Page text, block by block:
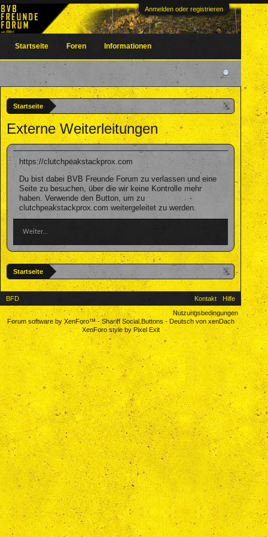
Anmelden oder registrieren
Startseite
Externe Weiterleitungen
https://clutchpeakstackprox.com
Du bist dabei BVB Freunde Forum zu verlassen und eine
Seite zu besuchen, über die wir keine Kontrolle mehr
haben. Verwende den Button, um zu
clutchpeakstackprox.com weitergeleitet zu werden.
Weiter...
Startseite
Startseite Foren Informationen
BFD Kontakt
Hilfe
Nutzungsbedingungen
Forum software by XenForo™-Shariff Social Buttons- Deutsch von xenDach
XenForo style by Pixel Exit